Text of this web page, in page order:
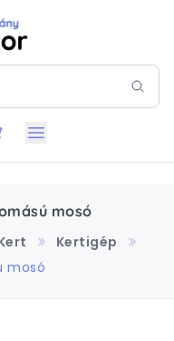
mosó
Kertigép
mosó